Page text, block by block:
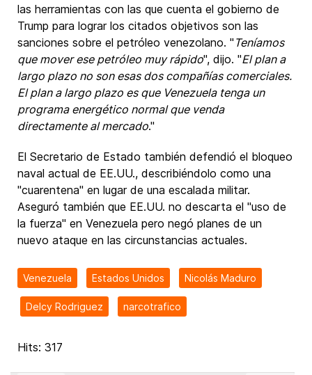
las herramientas con las que cuenta el gobierno de
Trump para lograr los citados objetivos son las
sanciones sobre el petróleo venezolano. " Teníamos
que mover ese petróleo muy rápido", dijo. "El plan a
largo plazo no son esas dos compañías comerciales.
El plan a largo plazo es que Venezuela tenga un
programa energético normal que venda
directamente al mercado."
El Secretario de Estado también defendió el bloqueo
naval actual de EE.UU., describiéndolo como una
"cuarentena" en lugar de una escalada militar.
Aseguró también que EE.UU. no descarta el "uso de
la fuerza" en Venezuela pero negó planes de un
nuevo ataque en las circunstancias actuales.
Venezuela Estados Unidos Nicolás Maduro
Delcy Rodriguez narcotrafico
Hits: 317